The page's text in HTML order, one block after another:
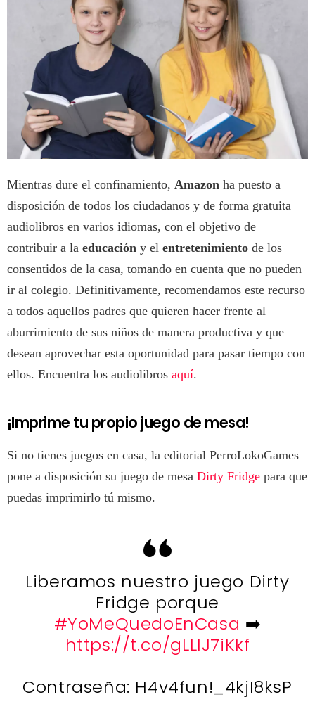
Mientras dure el confinamiento, Amazon ha puesto a
disposición de todos los ciudadanos y de forma gratuita
audiolibros en varios idiomas, con el objetivo de
contribuir a la educación y el entretenimiento de los
consentidos de la casa, tomando en cuenta que no pueden
ir al colegio. Definitivamente, recomendamos este recurso
a todos aquellos padres que quieren hacer frente al
aburrimiento de sus niños de manera productiva y que
desean aprovechar esta oportunidad para pasar tiempo con
ellos. Encuentra los audiolibros aquí.
¡Imprime tu propio juego de mesa!
Si no tienes juegos en casa, la editorial PerroLokoGames
pone a disposición su juego de mesa Dirty Fridge para que
puedas imprimirlo tú mismo.
Liberamos nuestro juego Dirty
Fridge porque
#YoMeQuedoEnCasa ➡️
https://t.co/gLLIJ7iKkf
Contraseña: H4v4fun!_4kjI8ksP